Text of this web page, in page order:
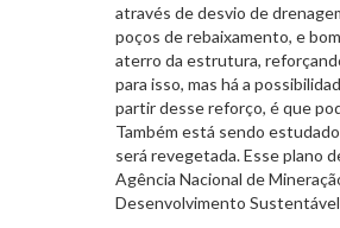
através de desvio de
poços de rebaixamento, e
aterro da estrutura,
para isso, mas há a
partir desse reforço, é que
Também está sendo
será revegetada. Esse plano
Agência Nacional de
Desenvolvimento